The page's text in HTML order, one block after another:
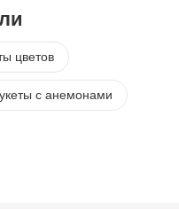
цветов
с анемонами